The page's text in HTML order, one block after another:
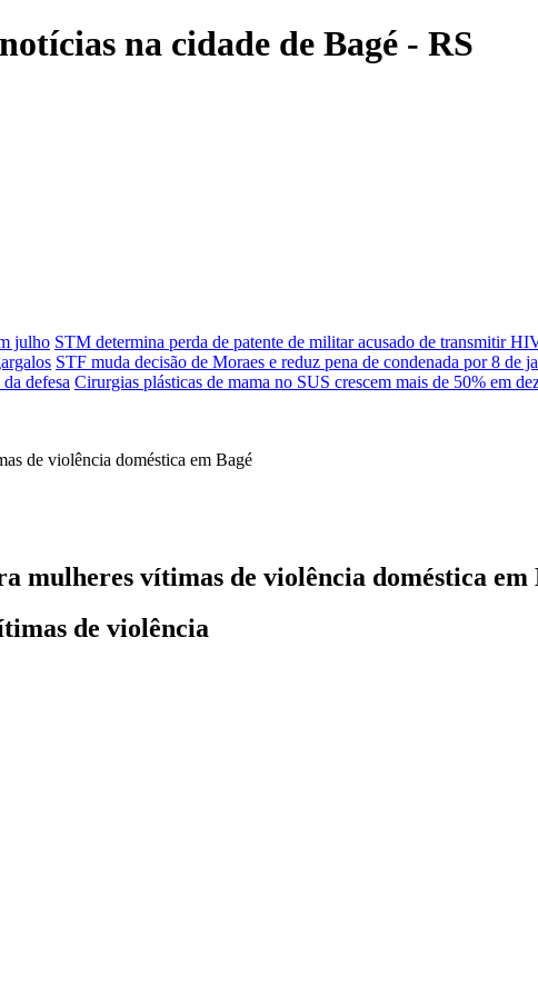
na cidade de Bagé - RS
julho STM determina perda de patente de militar acusado de transmitir
STF muda decisão de Moraes e reduz pena de condenada por 8 de
defesa Cirurgias plásticas de mama no SUS crescem mais de 50% em
mulheres vítimas de violência doméstica em
de violência